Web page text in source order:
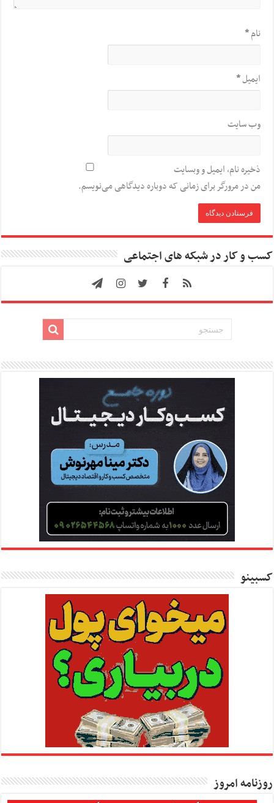
نام*
ایمیل*
وب‌ سایت
ذخیره نام، ایمیل و وبسایت
من در مرورگر برای زمانی که دوباره دیدگاهی می‌نویسم.
کسب و کار در شبکه های اجتماعی
کسبینو
روزنامه امروز